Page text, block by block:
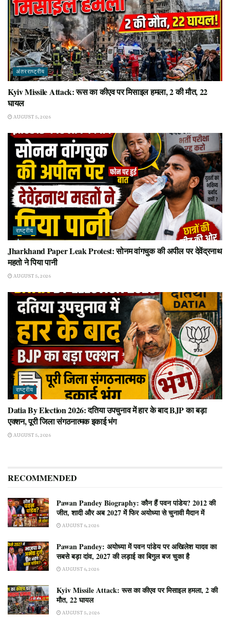
अंतरराष्ट्रीय
Kyiv Missile Attack: रूस का कीएव पर मिसाइल हमला, 2 की मौत, 22
घायल
AUGUST 5, 2026
राष्ट्रीय
Jharkhand Paper Leak Protest: सोनम वांगचुक की अपील पर देवेंद्रनाथ
महतो ने पिया पानी
AUGUST 5, 2026
राष्ट्रीय
Datia By Election 2026: दतिया उपचुनाव में हार के बाद BJP का बड़ा
एक्शन, पूरी जिला संगठनात्मक इकाई भंग
AUGUST 5, 2026
RECOMMENDED
Pawan Pandey Biography: कौन हैं पवन पांडेय? 2012 की
जीत, शादी और अब 2027 में फिर अयोध्या से चुनावी मैदान में
AUGUST 6, 2026
Pawan Pandey: अयोध्या में पवन पांडेय पर अखिलेश यादव का
सबसे बड़ा दांव, 2027 की लड़ाई का बिगुल बज चुका है
AUGUST 6, 2026
Kyiv Missile Attack: रूस का कीएव पर मिसाइल हमला, 2 की
मौत, 22 घायल
AUGUST 5, 2026